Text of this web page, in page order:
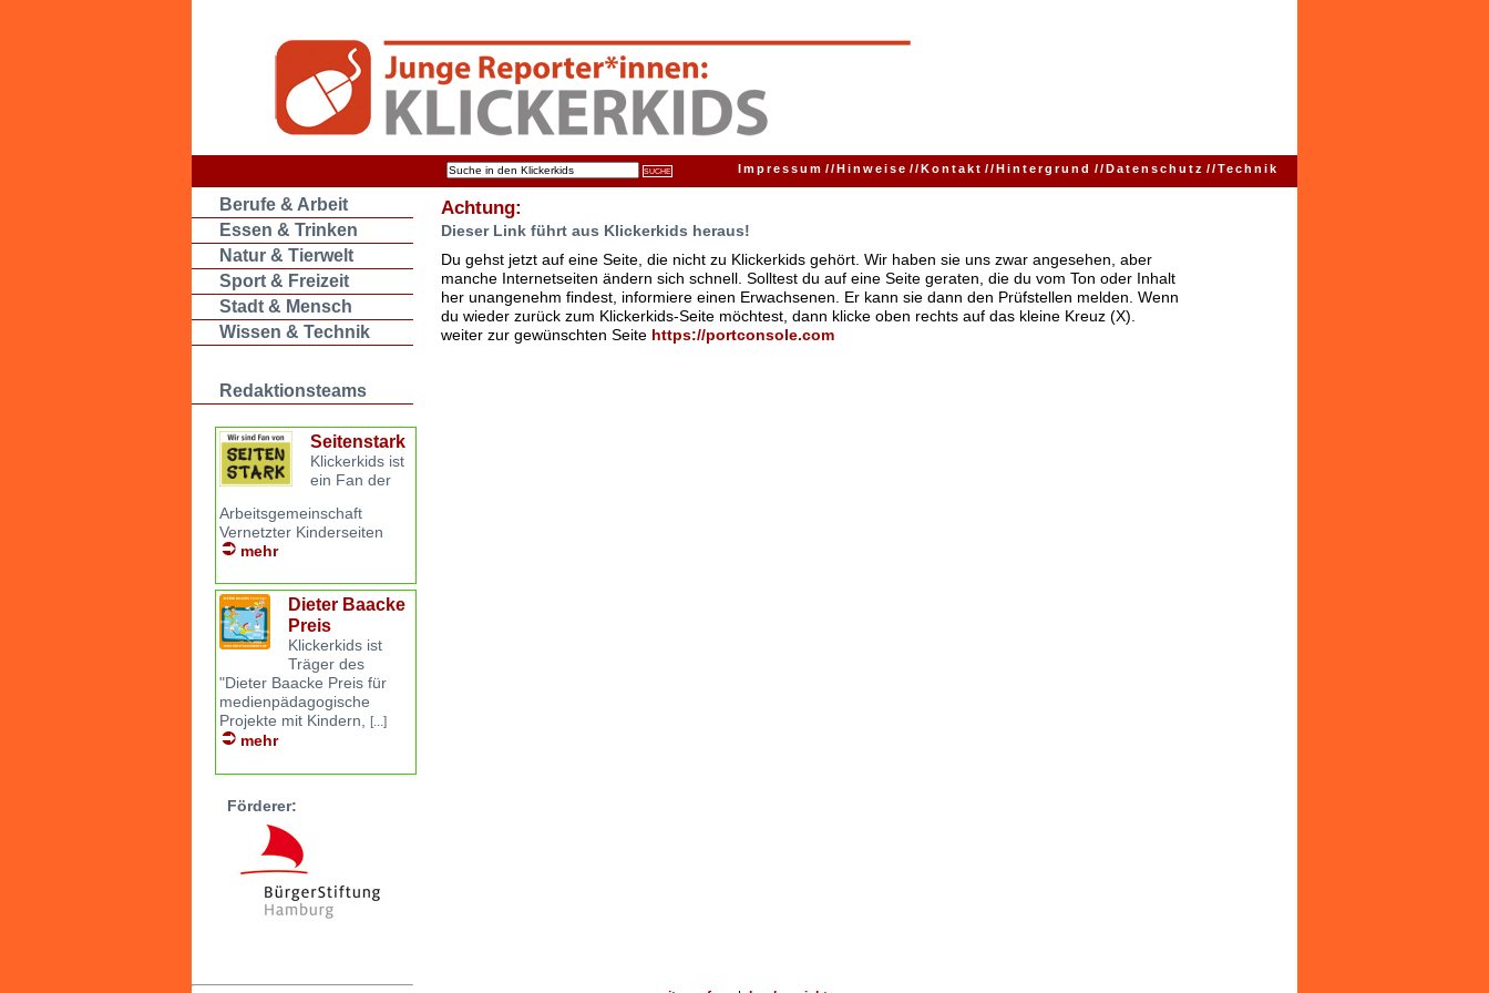
Impressum //Hinweise //Kontakt //Hintergrund //Datenschutz //Technik
Berufe & Arbeit
Essen & Trinken
Natur & Tierwelt
Sport & Freizeit
Stadt & Mensch
Wissen & Technik
Redaktionsteams
Seitenstark
Klickerkids ist
ein Fan der
Arbeitsgemeinschaft
Vernetzter Kinderseiten
mehr
Dieter Baacke
Preis
Klickerkids ist
Träger des
"Dieter Baacke Preis für
medienpädagogische
Projekte mit Kindern, [...]
mehr
Förderer:
Achtung:
Dieser Link führt aus Klickerkids heraus!
Du gehst jetzt auf eine Seite, die nicht zu Klickerkids gehört. Wir haben sie uns zwar angesehen, aber
manche Internetseiten ändern sich schnell. Solltest du auf eine Seite geraten, die du vom Ton oder Inhalt
her unangenehm findest, informiere einen Erwachsenen. Er kann sie dann den Prüfstellen melden. Wenn
du wieder zurück zum Klickerkids-Seite möchtest, dann klicke oben rechts auf das kleine Kreuz (X).
weiter zur gewünschten Seite https://portconsole.com